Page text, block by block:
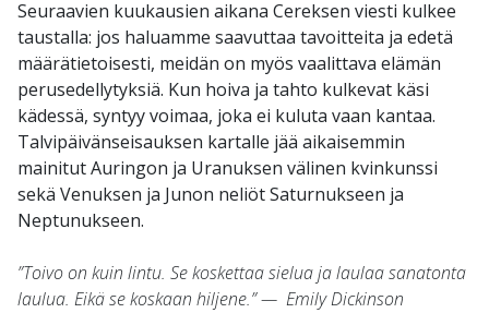
Seuraavien kuukausien aikana Cereksen viesti kulkee
taustalla: jos haluamme saavuttaa tavoitteita ja edetä
määrätietoisesti, meidän on myös vaalittava elämän
perusedellytyksiä. Kun hoiva ja tahto kulkevat käsi
kädessä, syntyy voimaa, joka ei kuluta vaan kantaa.
Talvipäivänseisauksen kartalle jää aikaisemmin
mainitut Auringon ja Uranuksen välinen kvinkunssi
sekä Venuksen ja Junon neliöt Saturnukseen ja
Neptunukseen.
”Toivo on kuin lintu. Se koskettaa sielua ja laulaa sanatonta
laulua. Eikä se koskaan hiljene.” — Emily Dickinson